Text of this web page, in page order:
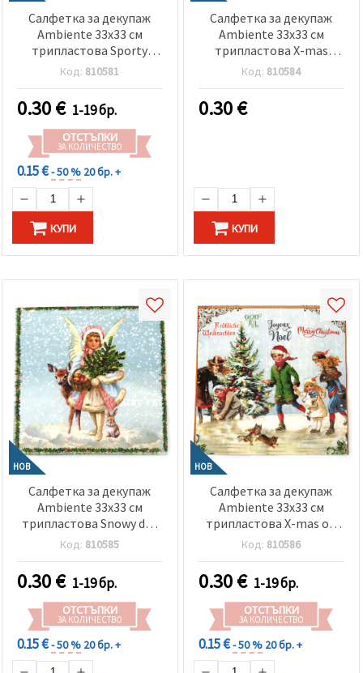
Салфетка за декупаж
Ambiente 33x33 см
трипластова Sporty
snowmen -1 брой
Код: 810581
0.30€ 1-19 бр.
ОТСТЪПКИ
ЗА КОЛИЧЕСТВО
0.15 €- 50 % 20 бр. +
КУПИ
Салфетка за декупаж
Ambiente 33x33 см
трипластова X-mas
stockings white -1 брой
Код: 810584
0.30€
КУПИ
НОВ
Салфетка за декупаж
Ambiente 33x33 см
трипластова Snowy day
blue -1 брой
Код: 810585
0.30€ 1-19 бр.
ОТСТЪПКИ
ЗА КОЛИЧЕСТВО
0.15 €- 50 % 20 бр. +
НОВ
Салфетка за декупаж
Ambiente 33x33 см
трипластова X-mas on
ice blue -1 брой
Код: 810586
0.30€ 1-19 бр.
ОТСТЪПКИ
ЗА КОЛИЧЕСТВО
0.15 €- 50 % 20 бр. +